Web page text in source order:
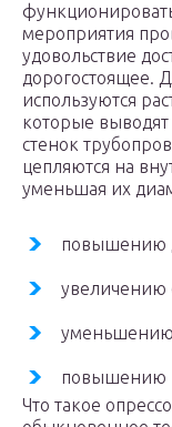
мероприятия
удовольствие
дорогостоящее.
используются
которые выводят
стенок
цепляются на
уменьшая их
повышению
увеличению
повышению
Что такое